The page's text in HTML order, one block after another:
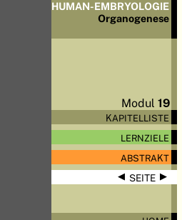
HUMAN-EMBRYOLOGIE
Organogenese
Modul19
KAPITELLISTE
LERNZIELE
ABSTRAKT
◀ SEITE▶